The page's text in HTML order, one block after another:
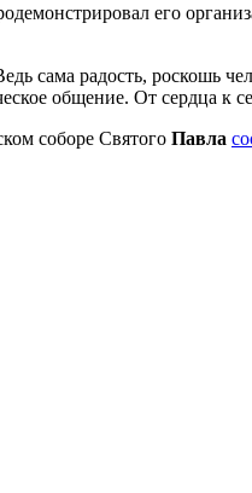
его
сама радость, роскошь
общение. От сердца
соборе Святого Павла